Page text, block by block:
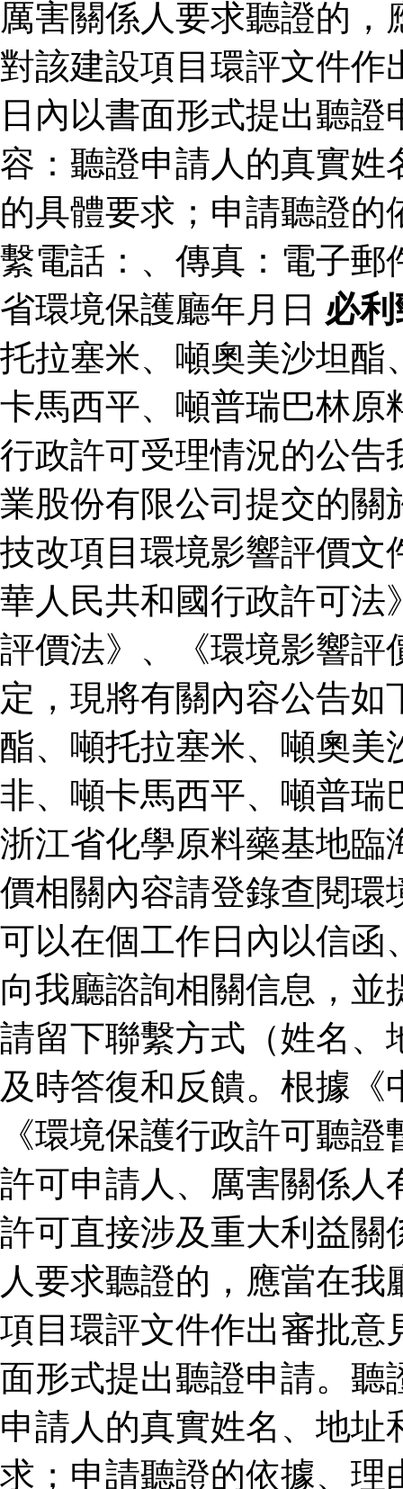
厲害關係人要求聽證的
對該建設項目環評文件作
日內以書面形式提出聽
容：聽證申請人的真實姓
的具體要求；申請聽證
繫電話：、傳真：電子郵
省環境保護廳年月日 必
托拉塞米、噸奧美沙坦酯
卡馬西平、噸普瑞巴林原
行政許可受理情況的公告
業股份有限公司提交的關
技改項目環境影響評價文
華人民共和國行政許可法
評價法》、《環境影響評
定，現將有關內容公告
酯、噸托拉塞米、噸奧美
非、噸卡馬西平、噸普瑞
浙江省化學原料藥基地臨
價相關內容請登錄查閱環
可以在個工作日內以信函
向我廳諮詢相關信息，
請留下聯繫方式（姓名、
及時答復和反饋。根據
《環境保護行政許可聽
許可申請人、厲害關係人
許可直接涉及重大利益關
人要求聽證的，應當在
項目環評文件作出審批意
面形式提出聽證申請。聽
申請人的真實姓名、地
求；申請聽證的依據、理